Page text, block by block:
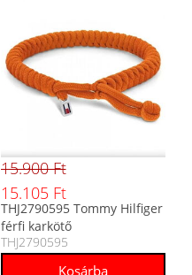
15.900 Ft
15.105 Ft
THJ2790595 Tommy Hilfiger
férfi karkötő
THJ2790595